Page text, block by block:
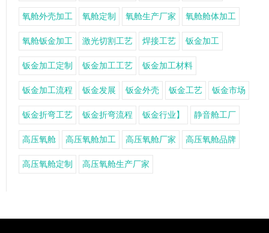
氧舱外壳加工 氧舱定制 氧舱生产厂家 氧舱舱体加工
氧舱钣金加工 激光切割工艺 焊接工艺 钣金加工
钣金加工定制 钣金加工工艺 钣金加工材料
钣金加工流程 钣金发展 钣金外壳 钣金工艺 钣金市场
钣金折弯工艺 钣金折弯流程 钣金行业】 静音舱工厂
高压氧舱 高压氧舱加工 高压氧舱厂家 高压氧舱品牌
高压氧舱定制 高压氧舱生产厂家